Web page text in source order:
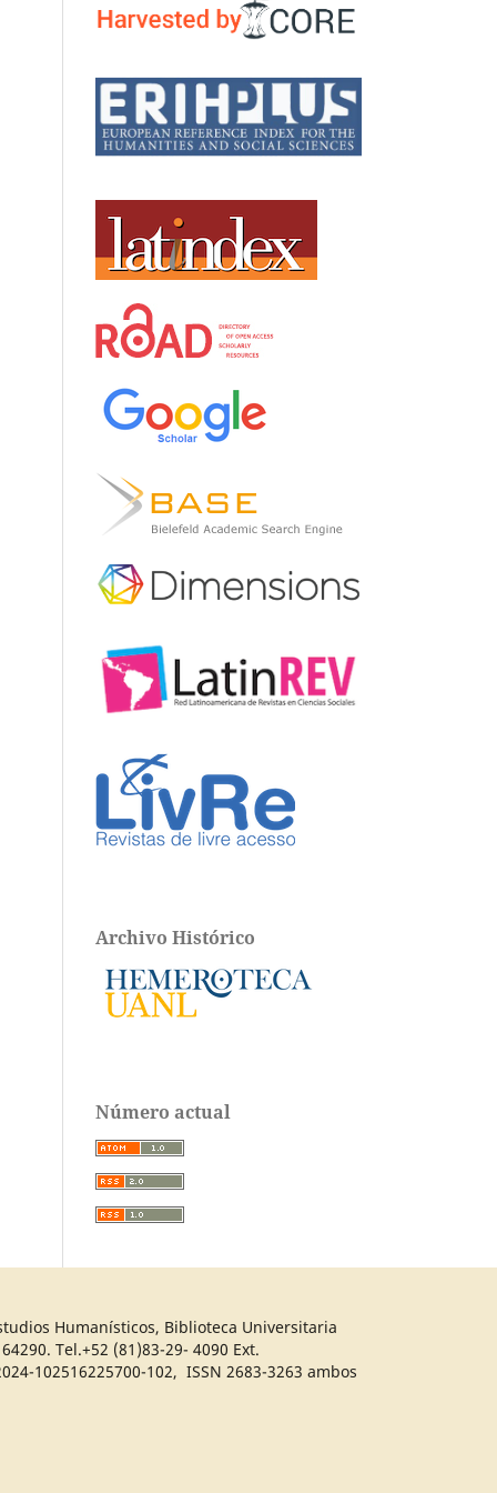
Archivo Histórico
Número actual
Humanísticos, Biblioteca Universitaria
Tel.+52 (81)83-29- 4090 Ext.
102516225700-102, ISSN 2683-3263 ambos